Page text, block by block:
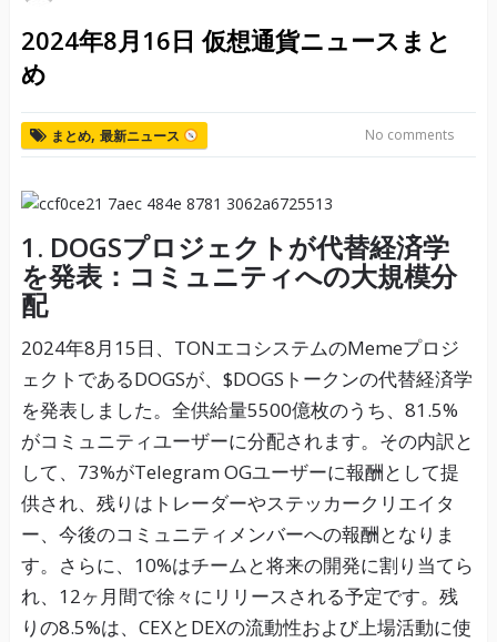
2024年8月16日 仮想通貨ニュースまと
め
まとめ, 最新ニュース No comments
1. DOGSプロジェクトが代替経済学
を発表：コミュニティへの大規模分
配
2024年8月15日、TONエコシステムのMemeプロジ
ェクトであるDOGSが、$DOGSトークンの代替経済学
を発表しました。全供給量5500億枚のうち、81.5%
がコミュニティユーザーに分配されます。その内訳と
して、73%がTelegram OGユーザーに報酬として提
供され、残りはトレーダーやステッカークリエイタ
ー、今後のコミュニティメンバーへの報酬となりま
す。さらに、10%はチームと将来の開発に割り当てら
れ、12ヶ月間で徐々にリリースされる予定です。残
りの8.5%は、CEXとDEXの流動性および上場活動に使